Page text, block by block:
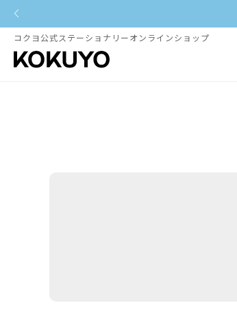
コクヨ公式ステーショナリーオンラインショップ